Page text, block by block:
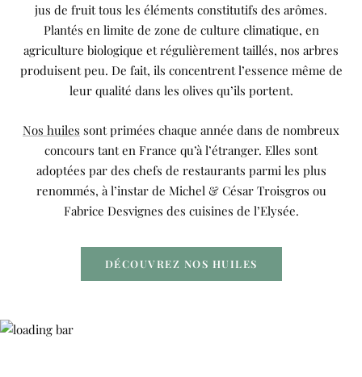
jus de fruit tous les éléments constitutifs des arômes.
Plantés en limite de zone de culture climatique, en
agriculture biologique et régulièrement taillés, nos arbres
produisent peu. De fait, ils concentrent l’essence même de
leur qualité dans les olives qu’ils portent.
Nos huiles sont primées chaque année dans de nombreux
concours tant en France qu’à l’étranger. Elles sont
adoptées par des chefs de restaurants parmi les plus
renommés, à l’instar de Michel & César Troisgros ou
Fabrice Desvignes des cuisines de l’Elysée.
DÉCOUVREZ NOS HUILES